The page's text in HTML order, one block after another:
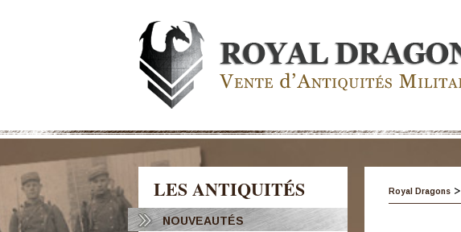
LES ANTIQUITÉS
NOUVEAUTÉS
Royal Dragons>